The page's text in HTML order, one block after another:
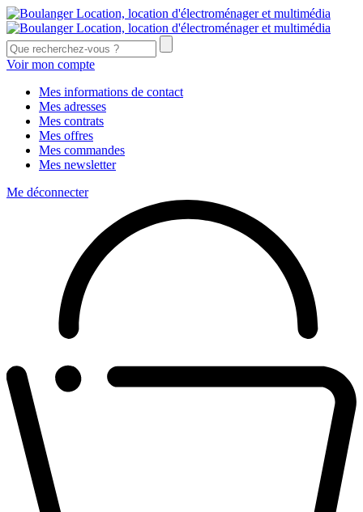
Voir mon compte
Mes informations de contact
Mes adresses
Mes contrats
Mes offres
Mes commandes
Mes newsletter
Me déconnecter